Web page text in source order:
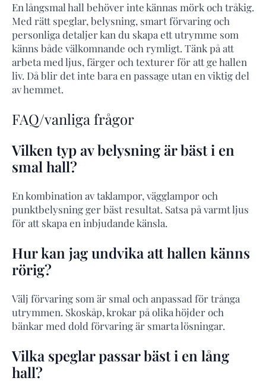
En långsmal hall behöver inte kännas mörk och tråkig.
Med rätt speglar, belysning, smart förvaring och
personliga detaljer kan du skapa ett utrymme som
känns både välkomnande och rymligt. Tänk på att
arbeta med ljus, färger och texturer för att ge hallen
liv. Då blir det inte bara en passage utan en viktig del
av hemmet.
FAQ/vanliga frågor
Vilken typ av belysning är bäst i en
smal hall?
En kombination av taklampor, vägglampor och
punktbelysning ger bäst resultat. Satsa på varmt ljus
för att skapa en inbjudande känsla.
Hur kan jag undvika att hallen känns
rörig?
Välj förvaring som är smal och anpassad för trånga
utrymmen. Skoskåp, krokar på olika höjder och
bänkar med dold förvaring är smarta lösningar.
Vilka speglar passar bäst i en lång
hall?